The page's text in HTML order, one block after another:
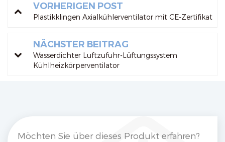
VORHERIGEN POST
Plastikklingen Axialkühlerventilator mit CE-Zertifikat
NÄCHSTER BEITRAG
Wasserdichter Luftzufuhr-Lüftungssystem
Kühlheizkörperventilator
Möchten Sie über dieses Produkt erfahren?